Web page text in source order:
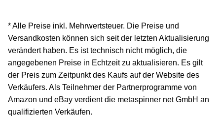
* Alle Preise inkl. Mehrwertsteuer. Die Preise und
Versandkosten können sich seit der letzten Aktualisierung
verändert haben. Es ist technisch nicht möglich, die
angegebenen Preise in Echtzeit zu aktualisieren. Es gilt
der Preis zum Zeitpunkt des Kaufs auf der Website des
Verkäufers. Als Teilnehmer der Partnerprogramme von
Amazon und eBay verdient die metaspinner net GmbH an
qualifizierten Verkäufen.